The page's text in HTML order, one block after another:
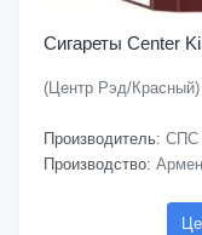
Сигареты Center
(Центр Рэд/Красный)
Производитель: СПС
Производство: